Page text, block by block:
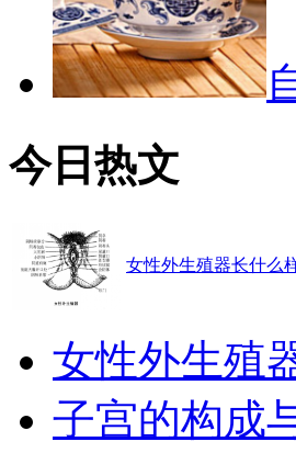
今日热文
女性外生殖器长什么
女性外生殖
子宫的构成